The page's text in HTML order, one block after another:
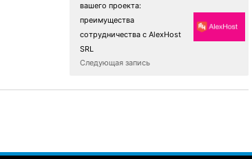
вашего проекта:
преимущества
сотрудничества с AlexHost
SRL
Следующая запись